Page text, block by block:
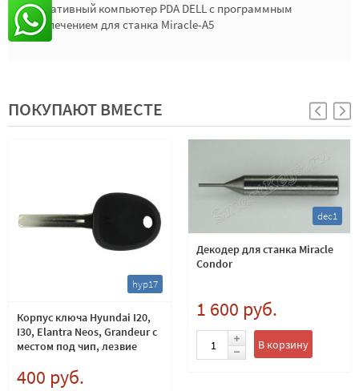
Портативный компьютер PDA DELL с программным
обеспечением для станка Miracle-A5
ПОКУПАЮТ ВМЕСТЕ
hyp17
Корпус ключа Hyundai I20,
I30, Elantra Neos, Grandeur с
местом под чип, лезвие
400 руб.
dec1
Декодер для станка Miracle
Condor
1 600 руб.
В корзину